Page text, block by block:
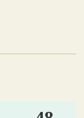
，完整即時空